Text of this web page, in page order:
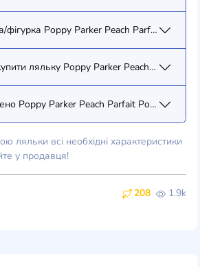
фігурка Poppy Parker Peach Parfait Poppy
ляльку Poppy Parker Peach Parfait
Poppy Parker Peach Parfait Poppy Parker
ляльки всі необхідні характеристики
у продавця!
208 1.9k